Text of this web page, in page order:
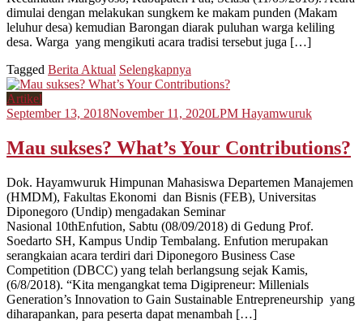
dimulai dengan melakukan sungkem ke makam punden (Makam
leluhur desa) kemudian Barongan diarak puluhan warga keliling
desa. Warga yang mengikuti acara tradisi tersebut juga […]
Tagged Berita Aktual Selengkapnya
Artikel
September 13, 2018November 11, 2020LPM Hayamwuruk
Mau sukses? What’s Your Contributions?
Dok. Hayamwuruk Himpunan Mahasiswa Departemen Manajemen
(HMDM), Fakultas Ekonomi dan Bisnis (FEB), Universitas
Diponegoro (Undip) mengadakan Seminar
Nasional 10thEnfution, Sabtu (08/09/2018) di Gedung Prof.
Soedarto SH, Kampus Undip Tembalang. Enfution merupakan
serangkaian acara terdiri dari Diponegoro Business Case
Competition (DBCC) yang telah berlangsung sejak Kamis,
(6/8/2018). “Kita mengangkat tema Digipreneur: Millenials
Generation’s Innovation to Gain Sustainable Entrepreneurship yang
diharapankan, para peserta dapat menambah […]